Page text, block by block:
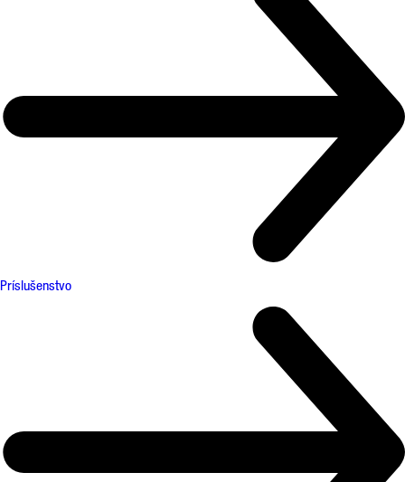
Príslušenstvo